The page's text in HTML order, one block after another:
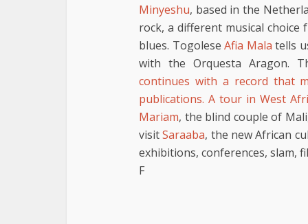
Minyeshu, based in the
rock, a different musical choice
blues. TogoleseAfia Mala tells
with the Orquesta Aragon.
continues with a record that
publications. A tour in West
Mariam, the blind couple of
visitSaraaba, the new African
exhibitions, conferences, slam,
F